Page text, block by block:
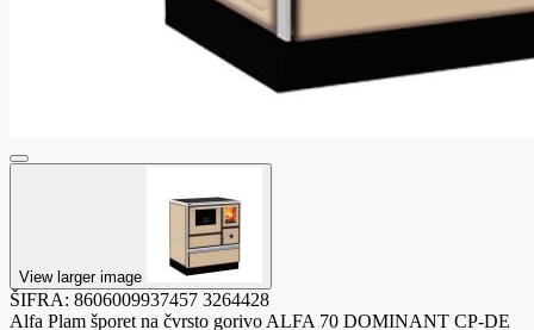
View larger image
ŠIFRA: 8606009937457 3264428
Alfa Plam šporet na čvrsto gorivo ALFA 70 DOMINANT CP-DE